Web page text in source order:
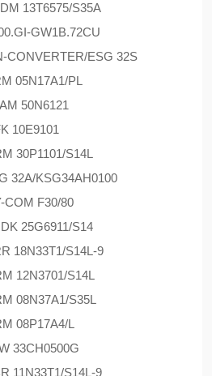
13T6575/S35A
GW1B.72CU
CONVERTER/ESG 32S
05N17A1/PL
50N6121
10E9101
30P1101/S14L
32A/KSG34AH0100
COM F30/80
25G6911/S14
18N33T1/S14L-9
12N3701/S14L
08N37A1/S35L
08P17A4/L
33CH0500G
11N33T1/S14L-9